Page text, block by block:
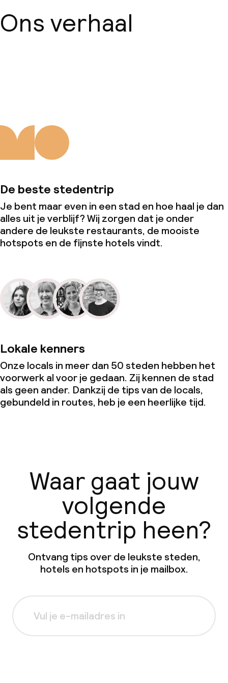
Ons verhaal
De beste stedentrip
Je bent maar even in een stad en hoe haal je dan
alles uit je verblijf? Wij zorgen dat je onder
andere de leukste restaurants, de mooiste
hotspots en de fijnste hotels vindt.
Lokale kenners
Onze locals in meer dan 50 steden hebben het
voorwerk al voor je gedaan. Zij kennen de stad
als geen ander. Dankzij de tips van de locals,
gebundeld in routes, heb je een heerlijke tijd.
Waar gaat jouw
volgende
stedentrip heen?
Ontvang tips over de leukste steden,
hotels en hotspots in je mailbox.